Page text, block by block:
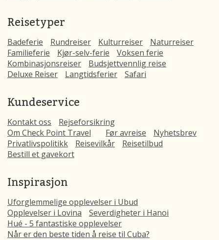
Reisetyper
Badeferie Rundreiser Kulturreiser
Naturreiser
Familieferie
Kjør-selv-ferie
Voksen ferie
Kombinasjonsreiser
Budsjettvennlig reise
Deluxe Reiser
Langtidsferier Safari
Kundeservice
Kontakt oss
Rejseforsikring
Om Check Point Travel
Før avreise
Nyhetsbrev
Privatlivspolitikk
Reisevilkår
Reisetilbud
Bestill et gavekort
Inspirasjon
Uforglemmelige opplevelser i Ubud
Opplevelser i Lovina
Severdigheter i Hanoi
Hué - 5 fantastiske opplevelser
Når er den beste tiden å reise til Cuba?